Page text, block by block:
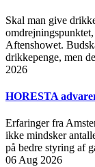
Skal man give
Aftenshowet.
drikkepenge, men
2026
HORESTA
Erfaringer fra
ikke mindsker
på bedre styring af
06 Aug 2026